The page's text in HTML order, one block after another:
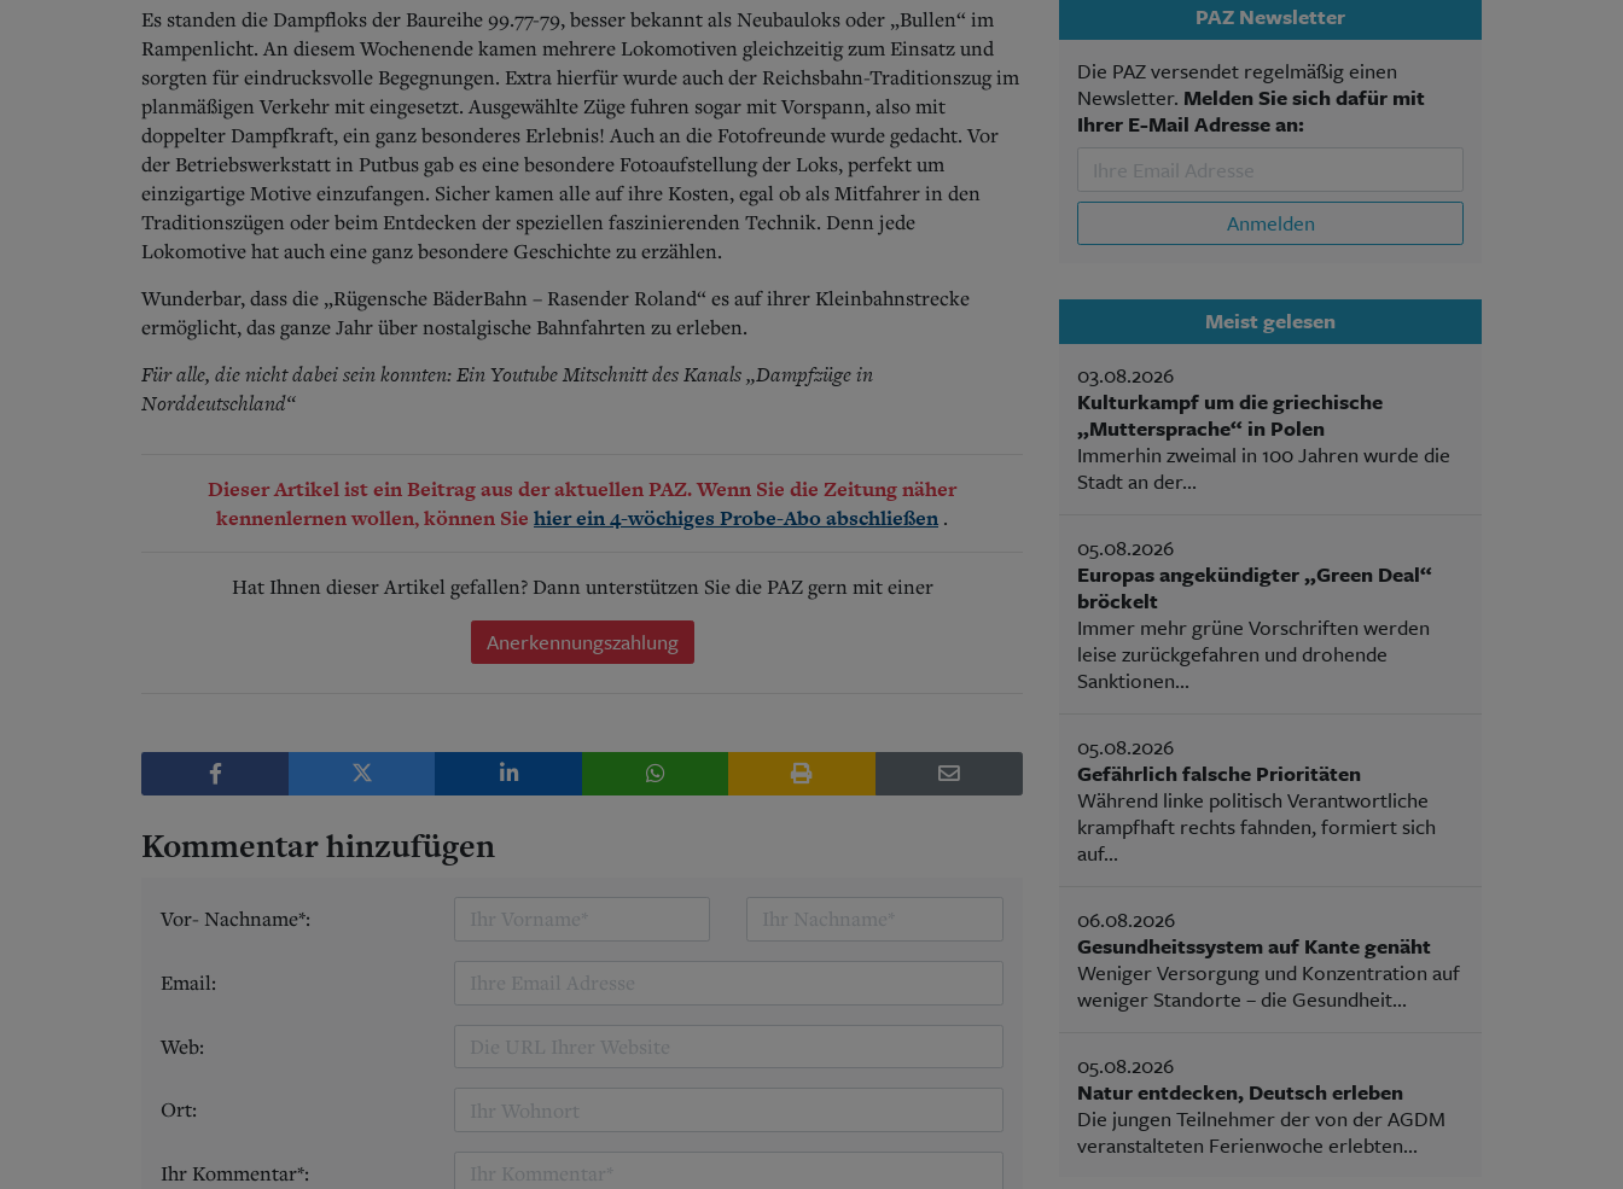
Es standen die Dampfloks der Baureihe 99.77-79, besser bekannt als Neubauloks oder „Bullen“ im
Rampenlicht. An diesem Wochenende kamen mehrere Lokomotiven gleichzeitig zum Einsatz und
sorgten für eindrucksvolle Begegnungen. Extra hierfür wurde auch der Reichsbahn-Traditionszug im
planmäßigen Verkehr mit eingesetzt. Ausgewählte Züge fuhren sogar mit Vorspann, also mit
doppelter Dampfkraft, ein ganz besonderes Erlebnis! Auch an die Fotofreunde wurde gedacht. Vor
der Betriebswerkstatt in Putbus gab es eine besondere Fotoaufstellung der Loks, perfekt um
einzigartige Motive einzufangen. Sicher kamen alle auf ihre Kosten, egal ob als Mitfahrer in den
Traditionszügen oder beim Entdecken der speziellen faszinierenden Technik. Denn jede
Lokomotive hat auch eine ganz besondere Geschichte zu erzählen.
Wunderbar, dass die „Rügensche BäderBahn – Rasender Roland“ es auf ihrer Kleinbahnstrecke
ermöglicht, das ganze Jahr über nostalgische Bahnfahrten zu erleben.
Für alle, die nicht dabei sein konnten: Ein Youtube Mitschnitt des Kanals „Dampfzüge in
Norddeutschland“
Dieser Artikel ist ein Beitrag aus der aktuellen PAZ. Wenn Sie die Zeitung näher
kennenlernen wollen, können Sie hier ein 4-wöchiges Probe-Abo abschließen .
Hat Ihnen dieser Artikel gefallen? Dann unterstützen Sie die PAZ gern mit einer
Anerkennungszahlung
Kommentar hinzufügen
Vor- Nachname*:
Email:
Web:
Ort:
Ihr Kommentar*:
PAZ Newsletter
Die PAZ versendet regelmäßig einen
Newsletter. Melden Sie sich dafür mit
Ihrer E-Mail Adresse an:
Anmelden
Meist gelesen
03.08.2026
Kulturkampf um die griechische
„Muttersprache“ in Polen
Immerhin zweimal in 100 Jahren wurde die
Stadt an der...
05.08.2026
Europas angekündigter „Green Deal“
bröckelt
Immer mehr grüne Vorschriften werden
leise zurückgefahren und drohende
Sanktionen...
05.08.2026
Gefährlich falsche Prioritäten
Während linke politisch Verantwortliche
krampfhaft rechts fahnden, formiert sich
auf...
06.08.2026
Gesundheitssystem auf Kante genäht
Weniger Versorgung und Konzentration auf
weniger Standorte – die Gesundheit...
05.08.2026
Natur entdecken, Deutsch erleben
Die jungen Teilnehmer der von der AGDM
veranstalteten Ferienwoche erlebten...